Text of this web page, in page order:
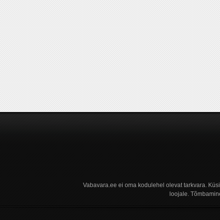
Vabavara.ee ei oma kodulehel olevat tarkvara.
loojale.